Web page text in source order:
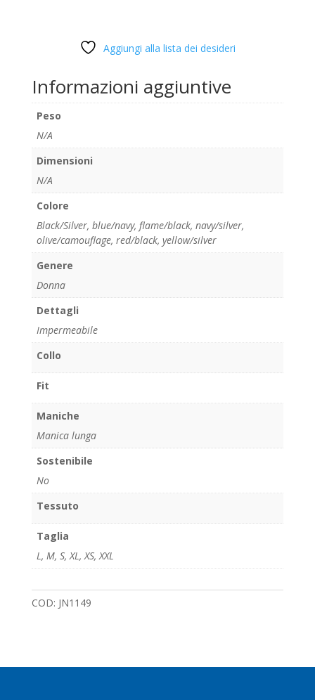
Aggiungi alla lista dei desideri
Informazioni aggiuntive
Peso
N/A
Dimensioni
N/A
Colore
Black/Silver, blue/navy, flame/black, navy/silver,
olive/camouflage, red/black, yellow/silver
Genere
Donna
Dettagli
Impermeabile
Collo
Fit
Maniche
Manica lunga
Sostenibile
No
Tessuto
Taglia
L , M, S, XL , XS, XXL
COD: JN1149